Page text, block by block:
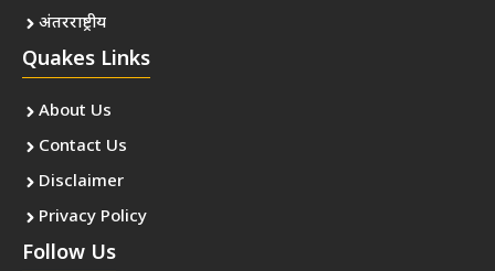
अंतरराष्ट्रीय
Quakes Links
About Us
Contact Us
Disclaimer
Privacy Policy
Follow Us